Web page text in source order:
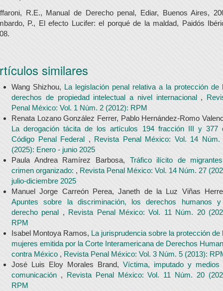
R.E., Manual de Derecho penal, Ediar, Buenos Aires,
P., El efecto Lucifer: el porqué de la maldad, Paidós
similares
Wang Shizhou, La legislación penal relativa a la protección de
derechos de propiedad intelectual a nivel internacional ,
Penal México: Vol. 1 Núm. 2 (2012): RPM
Renata Lozano González Ferrer, Pablo Hernández-Romo
La derogación tácita de los artículos 194 fracción III y 377
Código Penal Federal , Revista Penal México: Vol. 14 Núm.
(2025): Enero - junio 2025
Paula Andrea Ramírez Barbosa, Tráfico ilícito de
crimen organizado: , Revista Penal México: Vol. 14 Núm. 27
julio-diciembre 2025
Manuel Jorge Carreón Perea, Janeth de la Luz Viñas
Apuntes sobre la discriminación, los derechos humanos
derecho penal , Revista Penal México: Vol. 11 Núm. 20
RPM
Isabel Montoya Ramos, La jurisprudencia sobre la protección de
mujeres emitida por la Corte Interamericana de Derechos
contra México , Revista Penal México: Vol. 3 Núm. 5 (2013):
José Luis Eloy Morales Brand, Víctima, imputado y medios
comunicación , Revista Penal México: Vol. 11 Núm. 20
RPM